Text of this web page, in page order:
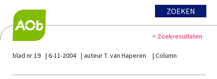
ZOEKEN
< Zoekresultaten
blad nr 19 6-11-2004 auteur T. van Haperen Column